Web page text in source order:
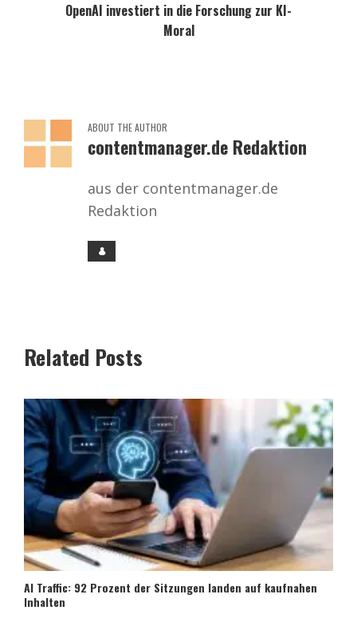
OpenAI investiert in die Forschung zur KI-
Moral
ABOUT THE AUTHOR
contentmanager.de Redaktion
aus der contentmanager.de
Redaktion
Related Posts
AI Traffic: 92 Prozent der Sitzungen landen auf kaufnahen
Inhalten